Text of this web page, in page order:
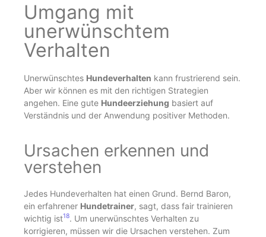
Umgang mit
unerwünschtem
Verhalten
Unerwünschtes Hundeverhalten kann frustrierend sein.
Aber wir können es mit den richtigen Strategien
angehen. Eine gute Hundeerziehung basiert auf
Verständnis und der Anwendung positiver Methoden.
Ursachen erkennen und
verstehen
Jedes Hundeverhalten hat einen Grund. Bernd Baron,
ein erfahrener Hundetrainer, sagt, dass fair trainieren
wichtig ist18. Um unerwünschtes Verhalten zu
korrigieren, müssen wir die Ursachen verstehen. Zum